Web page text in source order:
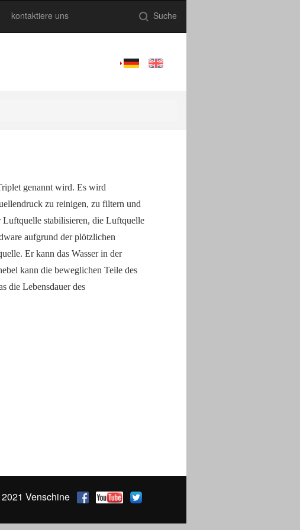
kontaktiere uns Suche
genannt wird. Es wird
zu reinigen, zu filtern und
stabilisieren, die Luftquelle
aufgrund der plötzlichen
Er kann das Wasser in der
kann die beweglichen Teile des
die Lebensdauer des
Venschine